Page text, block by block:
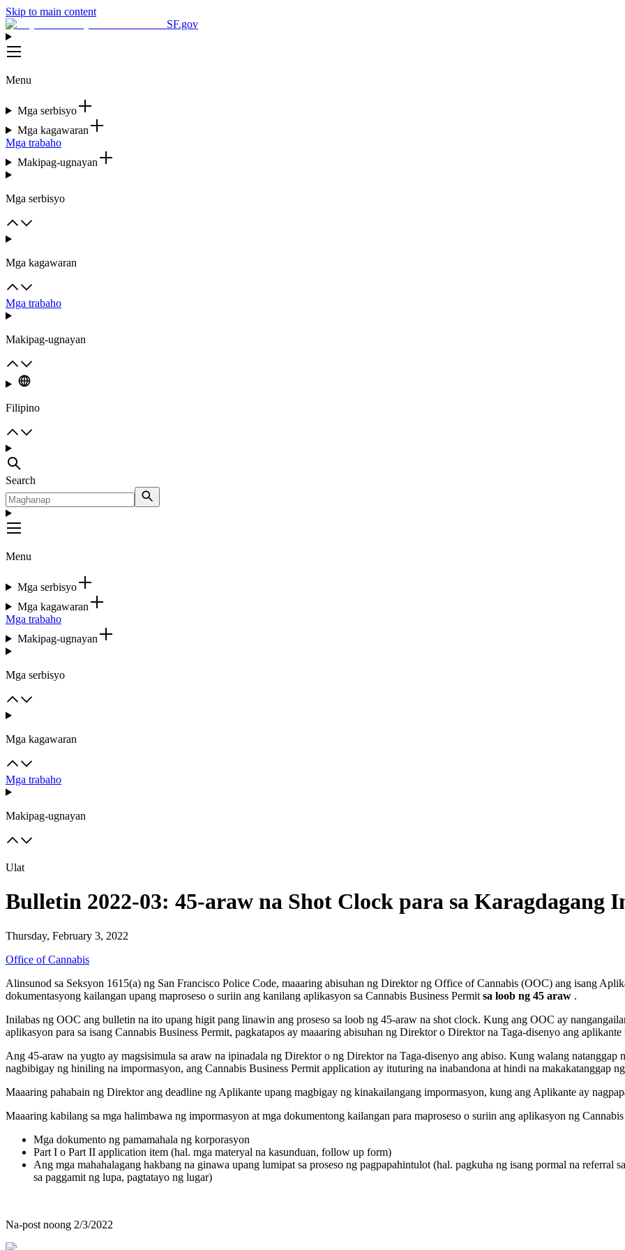
Skip to main content
SF.gov
Menu
Mga serbisyo
Mga kagawaran
Mga trabaho
Makipag-ugnayan
Mga serbisyo
Mga kagawaran
Mga trabaho
Makipag-ugnayan
Filipino
Search
Menu
Mga serbisyo
Mga kagawaran
Mga trabaho
Makipag-ugnayan
Mga serbisyo
Mga kagawaran
Mga trabaho
Makipag-ugnayan
Ulat
Bulletin 2022-03: 45-araw na Shot Clock para sa Karagdagang
Thursday, February 3, 2022
Office of Cannabis
Alinsunod sa Seksyon 1615(a) ng San Francisco Police Code, maaaring abisuhan ng Direktor ng Office of Cannabis (OOC) ang isang
dokumentasyong kailangan upang maproseso o suriin ang kanilang aplikasyon sa Cannabis Business Permit sa loob ng 45 araw .
Inilabas ng OOC ang bulletin na ito upang higit pang linawin ang proseso sa loob ng 45-araw na shot clock. Kung ang OOC ay
aplikasyon para sa isang Cannabis Business Permit, pagkatapos ay maaaring abisuhan ng Direktor o Direktor na Taga-disenyo ang
Ang 45-araw na yugto ay magsisimula sa araw na ipinadala ng Direktor o ng Direktor na Taga-disenyo ang abiso. Kung walang natanggap
nagbibigay ng hiniling na impormasyon, ang Cannabis Business Permit application ay ituturing na inabandona at hindi na makakatanggap
Maaaring pahabain ng Direktor ang deadline ng Aplikante upang magbigay ng kinakailangang impormasyon, kung ang Aplikante ay
Maaaring kabilang sa mga halimbawa ng impormasyon at mga dokumentong kailangan para maproseso o suriin ang aplikasyon ng
Mga dokumento ng pamamahala ng korporasyon
Part I o Part II application item (hal. mga materyal na kasunduan, follow up form)
Ang mga mahahalagang hakbang na ginawa upang lumipat sa proseso ng pagpapahintulot (hal. pagkuha ng isang pormal na referral
sa paggamit ng lupa, pagtatayo ng lugar)
Na-post noong 2/3/2022